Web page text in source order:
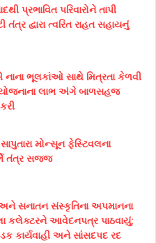
પ્રભાવિત પરિવારોને તાપી
તંત્ર દ્વારા ત્વરિત રાહત સહાયનું
ભૂલકાંઓ સાથે મિત્રતા કેળવી
લાભ અંગે બાળસહજ
મોન્સૂન ફેસ્ટિવલના
તંત્ર સજ્જ
સનાતન સંસ્કૃતિના અપમાનના
કલેક્ટરને આવેદનપત્ર પાઠવાયું;
કાર્યવાહી અને સાંસદપદ રદ